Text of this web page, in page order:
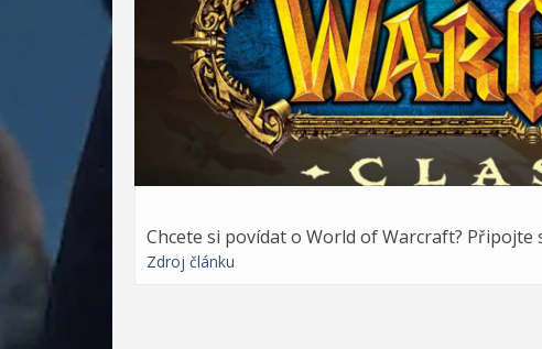
Chcete si povídat o World of Warcraft? Připojte
Zdroj článku